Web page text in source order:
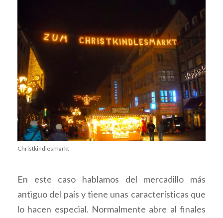
Christkindlesmarkt
En este caso hablamos del mercadillo más
antiguo del país y tiene unas características que
lo hacen especial. Normalmente abre al finales